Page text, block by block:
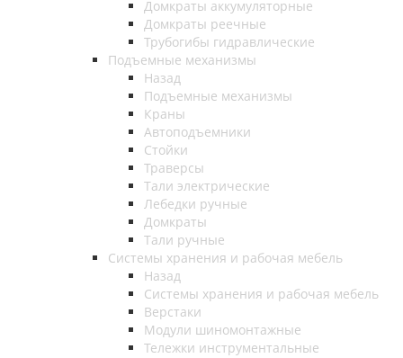
Домкраты аккумуляторные
Домкраты реечные
Трубогибы гидравлические
Подъемные механизмы
Назад
Подъемные механизмы
Краны
Автоподъемники
Стойки
Траверсы
Тали электрические
Лебедки ручные
Домкраты
Тали ручные
Системы хранения и рабочая мебель
Назад
Системы хранения и рабочая мебель
Верстаки
Модули шиномонтажные
Тележки инструментальные